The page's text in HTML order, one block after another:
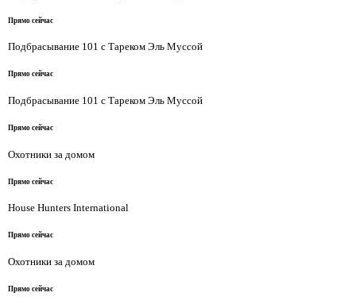
Прямо сейчас
Подбрасывание 101 с Тареком Эль Муссой
Прямо сейчас
Подбрасывание 101 с Тареком Эль Муссой
Прямо сейчас
Охотники за домом
Прямо сейчас
House Hunters International
Прямо сейчас
Охотники за домом
Прямо сейчас